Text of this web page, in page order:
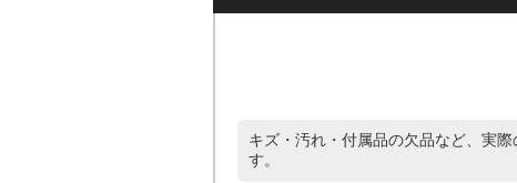
キズ・汚れ・付属品の欠品など、実
す。